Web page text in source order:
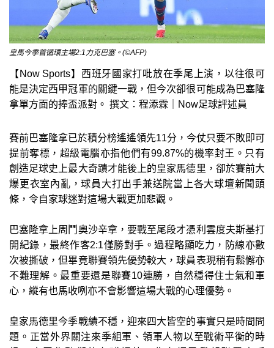
皇馬今季首循環主場2:1力克巴塞。(©AFP)
【Now Sports】西班牙國家打吡放在季尾上演，以往很可
能是決定西甲冠軍的關鍵一戰，但今次卻很可能成為巴塞隆
拿單方面的捧盃派對。 撰文：程添霖｜Now足球評述員
賽前巴塞隆拿已於積分榜遙遙領先11分，今仗只要不敗即可
提前奪標，超級電腦亦指他們有99.87%的機率封王。只有
創造足球史上最大奇蹟才能後上的皇家馬德里，卻於賽前大
爆更衣室內亂，球員大打出手兼送院當上各大球壇新聞頭
條，令自家球迷對這場大戰更加悲觀。
巴塞隆拿上周鬥奧沙辛拿，要戰至尾段才憑利雲度夫斯基打
開紀錄，最終作客2:1僅勝對手。過程略顯吃力，防線亦數
次被撕破，但畢竟聯賽領先優勢較大，球員表現稍有鬆懈亦
不難理解。最重要還是聯賽10連勝，自然穩得住士氣和軍
心，縱有也馬收咧亦不會影響這場大戰的心理優勢。
皇家馬德里今季戰績不穩，迎來四大皆空的事實只是時間問
題。正當外界關注來季組軍、領軍人物以至戰術平衡的時